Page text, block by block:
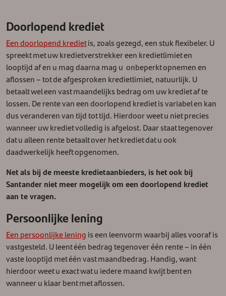
Doorlopend krediet
Een doorlopend kredietis, zoals gezegd, een stuk flexibeler. U
spreekt met uw kredietverstrekker een kredietlimiet en
looptijd af en u mag daarna mag u onbeperkt opnemen en
aflossen – tot de afgesproken kredietlimiet, natuurlijk. U
betaalt wel een vast maandelijks bedrag om uw krediet af te
lossen. De rente van een doorlopend krediet is variabel en kan
dus veranderen van tijd tot tijd. Hierdoor weet u niet precies
wanneer uw krediet volledig is afgelost. Daar staat tegenover
dat u alleen rente betaalt over het krediet dat u ook
daadwerkelijk heeft opgenomen.
Net als bij de meeste kredietaanbieders, is het ook bij
Santander niet meer mogelijk om een doorlopend krediet
aan te vragen.
Persoonlijke lening
Een persoonlijke lening is een leenvorm waarbij alles vooraf is
vastgesteld. U leent één bedrag tegenover één rente – in één
vaste looptijd met één vast maandbedrag. Handig, want
hierdoor weet u exact wat u iedere maand kwijt bent en
wanneer u klaar bent met aflossen.